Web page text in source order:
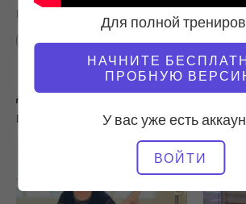
Для полной
НАЧНИТЕ
ПРОБНУЮ
У вас уже есть
ВОЙТИ
НАЙТИ ПОХОЖИЕ КЛАССЫ ДЛЯ
Основные
10 - 20 мин Реформер
Другие тренировки, которые вам
понравиться